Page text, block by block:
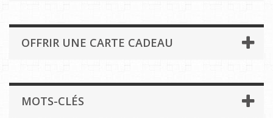
OFFRIR UNE CARTE CADEAU
MOTS-CLÉS